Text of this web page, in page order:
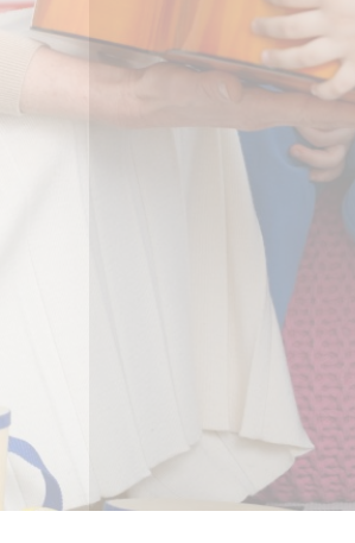
Uhr- 17:00 Uhr
Kinderschminken/Live Musik
und Min Hart Chor Binz /// Für das
ist gesorgt: Bratwurst/Crepes/Frische
Kuchen/leckere Cocktails/Bier und
Nächste